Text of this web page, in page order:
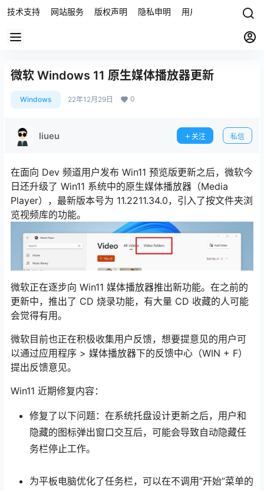
技术支持 网站服务 版权声明 隐私申明 用户协议 联系我们
微软 Windows 11 原生媒体播放器更新
Windows 22年12月29日 0
liueu 关注 私信
在面向 Dev 频道用户发布 Win11 预览版更新之后，微软今
日还升级了 Win11 系统中的原生媒体播放器（Media
Player），最新版本号为 11.2211.34.0，引入了按文件夹浏
览视频库的功能。
微软正在逐步向 Win11 媒体播放器推出新功能。在之前的
更新中，推出了 CD 烧录功能，有大量 CD 收藏的人可能
会觉得有用。
微软目前也正在积极收集用户反馈，想要提意见的用户可
以通过应用程序 > 媒体播放器下的反馈中心（WIN + F）
提出反馈意见。
Win11 近期修复内容：
修复了以下问题：在系统托盘设计更新之后，用户和
隐藏的图标弹出窗口交互后，可能会导致自动隐藏任
务栏停止工作。
为平板电脑优化了任务栏，可以在不调用“开始”菜单的